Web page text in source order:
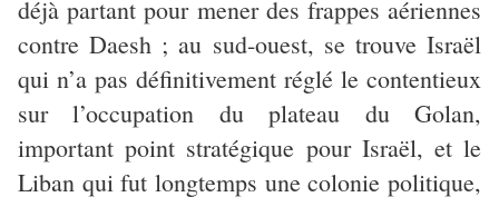
déjà partant pour mener des frappes aériennes
contre Daesh ; au sud-ouest, se trouve Israël
qui n’a pas définitivement réglé le contentieux
sur l’occupation du plateau du Golan,
important point stratégique pour Israël, et le
Liban qui fut longtemps une colonie politique,